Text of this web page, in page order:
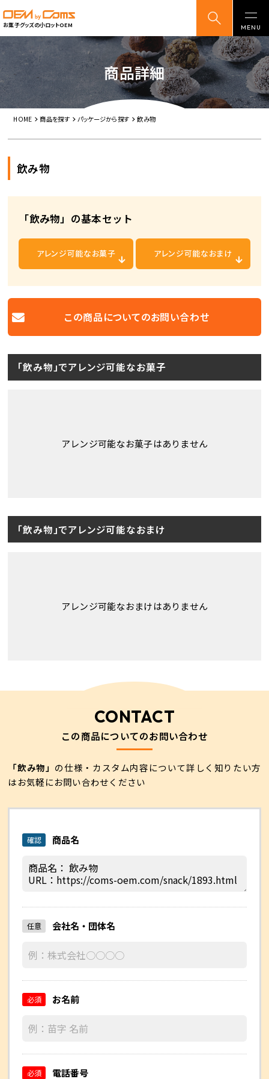
お菓子グッズの小ロットOEM
商品詳細
HOME 商品を探す パッケージから探す 飲み物
飲み物
「飲み物」の基本セット
アレンジ可能なお菓子 アレンジ可能なおまけ
この商品についてのお問い合わせ
「飲み物」でアレンジ可能なお菓子
アレンジ可能なお菓子はありません
「飲み物」でアレンジ可能なおまけ
アレンジ可能なおまけはありません
CONTACT
この商品についてのお問い合わせ
「飲み物」 の仕様・カスタム内容について詳しく知りたい方
はお気軽にお問い合わせください
商品名
確認
会社名・団体名
任意
お名前
必須
電話番号
必須